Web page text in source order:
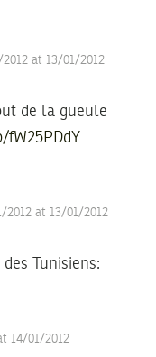
at 13/01/2012
de la gueule
2012 at 13/01/2012
Tunisiens:
14/01/2012